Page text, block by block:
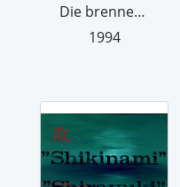
Die brennende "South Dakota" rettet s...
1994